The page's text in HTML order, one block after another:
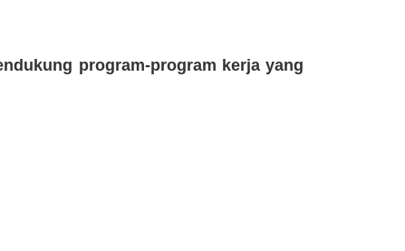
program-program kerja yang